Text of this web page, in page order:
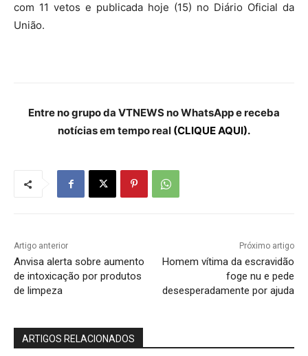
com 11 vetos e publicada hoje (15) no Diário Oficial da
União.
Entre no grupo da VTNEWS no WhatsApp e receba
notícias em tempo real (CLIQUE AQUI).
Artigo anterior
Anvisa alerta sobre aumento
de intoxicação por produtos
de limpeza
Próximo artigo
Homem vítima da escravidão
foge nu e pede
desesperadamente por ajuda
ARTIGOS RELACIONADOS